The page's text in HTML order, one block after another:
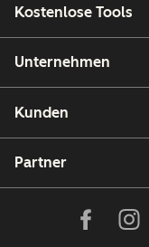
Kostenlose Tools
Unternehmen
Kunden
Partner